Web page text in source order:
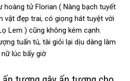
hoàng tử Florian ( Nàng bạch tuyết
vật đẹp trai, có giọng hát tuyệt vời
Lem ) cũng không kém cạnh.
tuấn tú, tài giỏi lại dịu dàng làm
lúc bấy giờ